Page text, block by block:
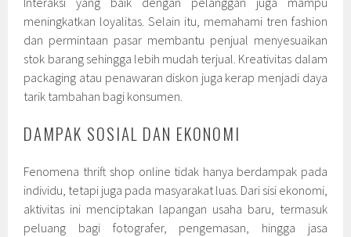
meningkatkan loyalitas. Selain itu, memahami tren fashion
dan permintaan pasar membantu penjual menyesuaikan
stok barang sehingga lebih mudah terjual. Kreativitas dalam
packaging atau penawaran diskon juga kerap menjadi daya
tarik tambahan bagi konsumen.
DAMPAK SOSIAL DAN EKONOMI
Fenomena thrift shop online tidak hanya berdampak pada
individu, tetapi juga pada masyarakat luas. Dari sisi ekonomi,
aktivitas ini menciptakan lapangan usaha baru, termasuk
peluang bagi fotografer, pengemasan, hingga jasa